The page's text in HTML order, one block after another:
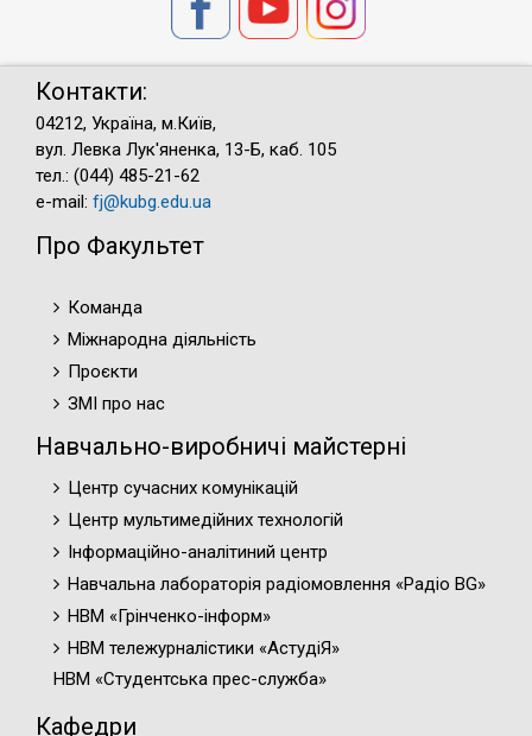
Контакти:
04212, Україна, м.Київ,
вул. Левка Лук'яненка, 13-Б, каб. 105
тел.: (044) 485-21-62
e-mail: fj@kubg.edu.ua
Про Факультет
Команда
Міжнародна діяльність
Проєкти
ЗМІ про нас
Навчально-виробничі майстерні
Центр сучасних комунікацій
Центр мультимедійних технологій
Інформаційно-аналітиний центр
Навчальна лабораторія радіомовлення «Радіо BG»
НВМ «Грінченко-інформ»
НВМ тележурналістики «АстудіЯ»
НВМ «Студентська прес-служба»
Кафедри